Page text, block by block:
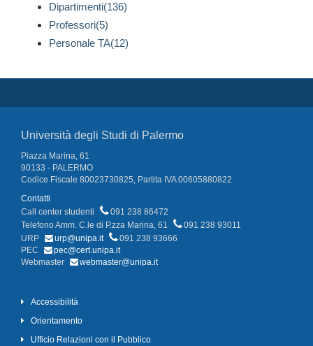
Dipartimenti(136)
Professori(5)
Personale TA(12)
Università degli Studi di Palermo
Piazza Marina, 61
90133 - PALERMO
Codice Fiscale 80023730825, Partita IVA 00605880822
Contatti
Call center studenti
091 238 86472
Telefono Amm. C.le di P.zza Marina, 61
091 238 93011
URP
urp@unipa.it
091 238 93666
PEC
pec@cert.unipa.it
Webmaster
webmaster@unipa.it
Accessibilità
Orientamento
Ufficio Relazioni con il Pubblico